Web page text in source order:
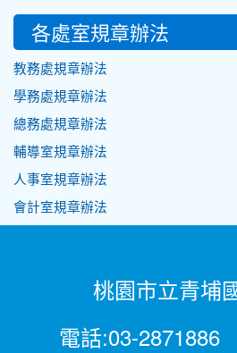
各處室規章辦法
教務處規章辦法
學務處規章辦法
總務處規章辦法
輔導室規章辦法
人事室規章辦法
會計室規章辦法
桃園市立青埔
電話:03-